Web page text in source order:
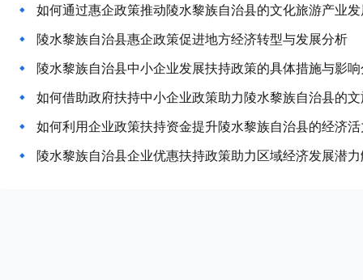
如何通过惠企政策推动陵水黎族自治县的文化旅游产业
陵水黎族自治县惠企政策促进地方经济转型与发展分析
陵水黎族自治县中小企业发展扶持政策的具体措施与影
如何借助政府扶持中小企业政策助力陵水黎族自治县的
如何利用企业政策扶持资金提升陵水黎族自治县的经济
陵水黎族自治县企业优惠扶持政策助力区域经济发展潜